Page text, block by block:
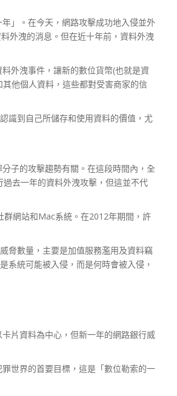
」。在今天，網路攻擊成功地入侵並外
外洩的消息。但在近十年前，資料外洩
外洩事件，讓新的數位貨幣(也就是資
他個人資料，這些都對受害商家的信
識到自己所儲存和使用資料的價值，尤
子的攻擊趨勢有關。在這段時間內，全
去一年的資料外洩攻擊，但這並不代
網站和Mac系統。在2012年期間，許
脅數量，主要是加值服務濫用及資料竊
系統可能被入侵，而是何時會被入侵，
片資料為中心，但新一年的網路銀行威
世界的首要目標，這是「數位勒索的一